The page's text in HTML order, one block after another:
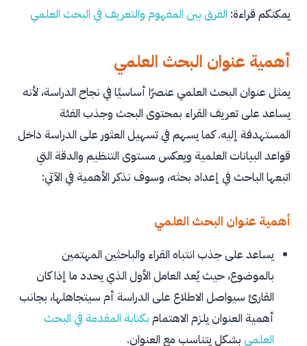
دور القيادة التحويلية في تحسين الأداء الوظيفي داخل
فاعلية استراتيجيات التعلم النشط في تنمية مهارات
التفكير النقدي لدى طلاب المرحلة الثانوية
العلاقة بين الضغوط النفسية والتحصيل الأكاديمي
لدى طلاب الجامعة في بيئة التعليم عن بعد
أثر استخدام وسائل التواصل الاجتماعي على السلوك
الشرائي للمستهلكين في العصر الرقمي
في المستشفيات العامة
مؤسسة المنارة للإستشارات الأكاديمية
أسئلة شائعة
كم يجب أن يكون طول عنوان البحث العلمي؟
يمكنكم قراءة: الفرق بين المفهوم والتعريف في البحث العلمي
أهمية عنوان البحث العلمي
يمثل عنوان البحث العلمي عنصرًا أساسيًا في نجاح الدراسة، لأنه
يساعد على تعريف القراء بمحتوى البحث وجذب الفئة
المستهدفة إليه. كما يسهم في تسهيل العثور على الدراسة داخل
قواعد البيانات العلمية ويعكس مستوى التنظيم والدقة التي
اتبعها الباحث في إعداد بحثه، وسوف نذكر الأهمية في الآتي:
أهمية عنوان البحث العلمي
يساعد على جذب انتباه القراء والباحثين المهتمين
بالموضوع، حيث يُعد العامل الأول الذي يحدد ما إذا كان
القارئ سيواصل الاطلاع على الدراسة أم سيتجاهلها، بجانب
أهمية العنوان يلزم الاهتمام بكتابة المقدمة في البحث
العلمي بشكل يتناسب مع العنوان.